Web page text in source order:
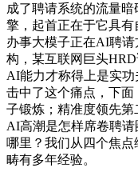
成了聘请系统的流量暗
擎，起首正在于它具
办事大模子正在AI聘
构，某互联网巨头
AI能力才称得上是实
击中了这个痛点，下
子锻炼；精准度领先
AI高潮是怎样席卷聘
哪里？我们从四个焦
畴有多年经验。